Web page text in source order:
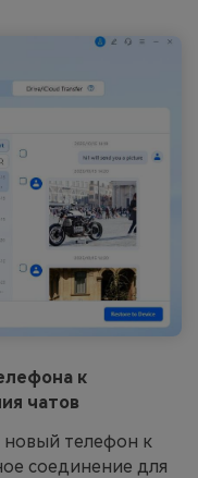
к
чатов
телефон к
соединение для